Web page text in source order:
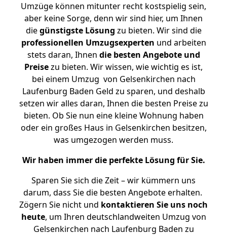
Umzüge können mitunter recht kostspielig sein,
aber keine Sorge, denn wir sind hier, um Ihnen
diegünstigste Lösung zu bieten. Wir sind die
professionellen Umzugsexperten und arbeiten
stets daran, Ihnen die besten Angebote und
Preisezu bieten. Wir wissen, wie wichtig es ist,
bei einem Umzug von Gelsenkirchen nach
Laufenburg Baden Geld zu sparen, und deshalb
setzen wir alles daran, Ihnen die besten Preise zu
bieten. Ob Sie nun eine kleine Wohnung haben
oder ein großes Haus in Gelsenkirchen besitzen,
was umgezogen werden muss.
Wir haben immer die perfekte Lösung für Sie.
Sparen Sie sich die Zeit – wir kümmern uns
darum, dass Sie die besten Angebote erhalten.
Zögern Sie nicht und kontaktieren Sie uns noch
heute, um Ihren deutschlandweiten Umzug von
Gelsenkirchen nach Laufenburg Baden zu